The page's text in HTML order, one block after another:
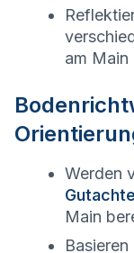
am Main
Werden
Main
Basieren